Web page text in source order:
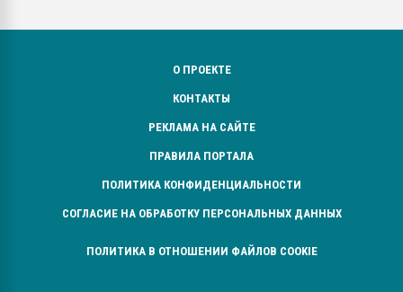
О ПРОЕКТЕ
КОНТАКТЫ
РЕКЛАМА НА САЙТЕ
ПРАВИЛА ПОРТАЛА
ПОЛИТИКА КОНФИДЕНЦИАЛЬНОСТИ
СОГЛАСИЕ НА ОБРАБОТКУ ПЕРСОНАЛЬНЫХ ДАННЫХ
ПОЛИТИКА В ОТНОШЕНИИ ФАЙЛОВ COOKIE